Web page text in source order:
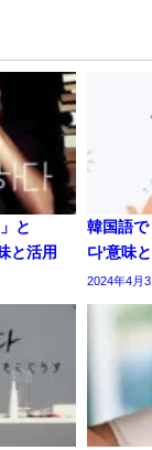
と
と活用
韓国語で
다'意味
2024年4月3